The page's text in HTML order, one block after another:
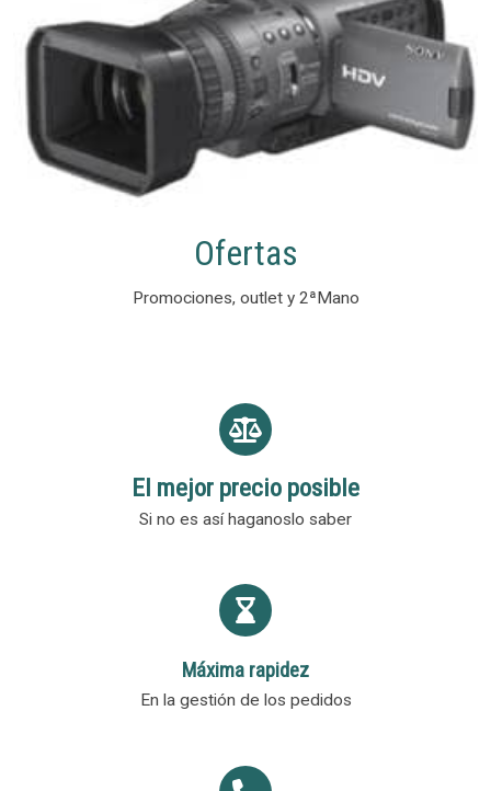
Ofertas
Promociones, outlet y 2ªMano
El mejor precio posible
Si no es así haganoslo saber
Máxima rapidez
En la gestión de los pedidos